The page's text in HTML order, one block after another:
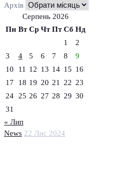
News 22 Лис 2024
Архів
Серпень 2026
Пн Вт Ср Чт Пт Сб Нд
1
2
3
4 5 6 7 8
9
10
11 12 13 14 15 16
17
18 19 20 21 22 23
24
25 26 27 28 29 30
31
« Лип